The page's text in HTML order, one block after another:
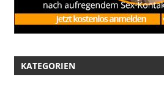
KATEGORIEN